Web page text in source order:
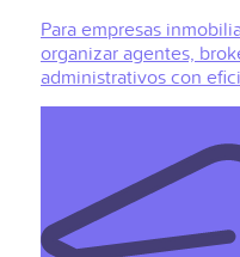
Para empresas
organizar agentes,
administrativos con